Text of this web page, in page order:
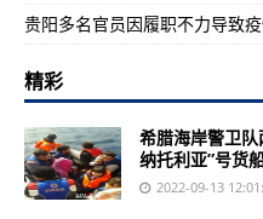
贵阳多名官员因履职不力导致
精彩
希腊海岸警卫
纳托利亚”号货
2022-09-13